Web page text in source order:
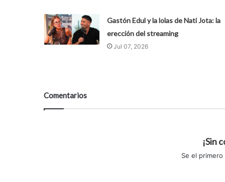
Gastón Edul y la lolas de Nati Jota: la
erección del streaming
Jul 07, 2026
Comentarios
¡Sin
Se el